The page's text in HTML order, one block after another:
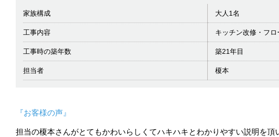
家族構成 大人1名
工事内容 キッチン改修・フ
工事時の築年数 築21年目
担当者 榎本
『お客様の声』
担当の榎本さんがとてもかわいらしくてハキハキとわかりやすい説明を頂